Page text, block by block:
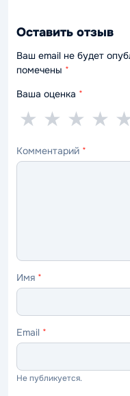
Оставить отзыв
Ваш email не будет
помечены *
Ваша оценка *
5
—
4
—
★
3
—
★
2
—
★
1
—
★
Комментарий *
Имя *
Email *
Не публикуется.